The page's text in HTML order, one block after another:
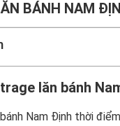
BÁNH NAM
lăn bánh
Nam Định thời